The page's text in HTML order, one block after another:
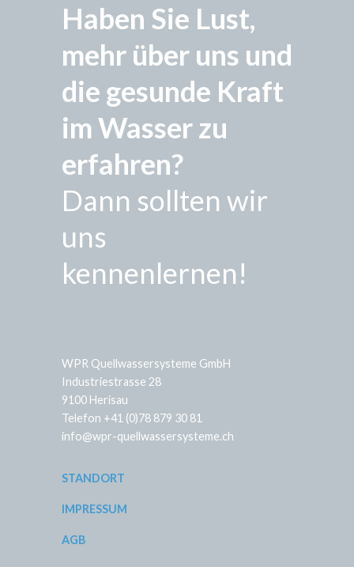
Haben Sie Lust,
mehr über uns und
die gesunde Kraft
im Wasser zu
erfahren?
Dann sollten wir
uns
kennenlernen!
WPR Quellwassersysteme GmbH
Industriestrasse 28
9100 Herisau
Telefon +41 (0)78 879 30 81
info@wpr-quellwassersysteme.ch
STANDORT
IMPRESSUM
AGB